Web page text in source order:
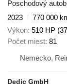
Poschodový
2023
770 000
Výkon 510 HP
Počet miest 81
Nemecko,
Dedic GmbH